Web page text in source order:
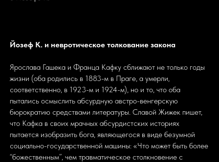
Йозеф К. и невротическое толкование закона
Ярослава Гашека и Франца Кафку сближают не только годы
жизни (оба родились в 1883-м в Праге, а умерли,
соответственно, в 1923-м и 1924-м), но и то, что оба
пытались осмыслить абсурдную австро-венгерскую
бюрократию средствами литературы. Славой Жижек пишет,
что Кафка в своих мрачных абсурдистских историях
пытается изобразить бога, являющегося в виде безумной
социально-государственной машины: «Что может быть более
“божественным”, чем травматическое столкновение с